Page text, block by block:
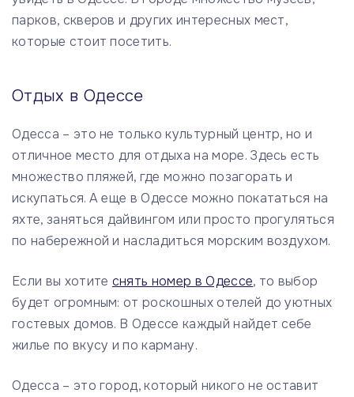
парков, скверов и других интересных мест,
которые стоит посетить.
Отдых в Одессе
Одесса – это не только культурный центр, но и
отличное место для отдыха на море. Здесь есть
множество пляжей, где можно позагорать и
искупаться. А еще в Одессе можно покататься на
яхте, заняться дайвингом или просто прогуляться
по набережной и насладиться морским воздухом.
Если вы хотите снять номер в Одессе, то выбор
будет огромным: от роскошных отелей до уютных
гостевых домов. В Одессе каждый найдет себе
жилье по вкусу и по карману.
Одесса – это город, который никого не оставит